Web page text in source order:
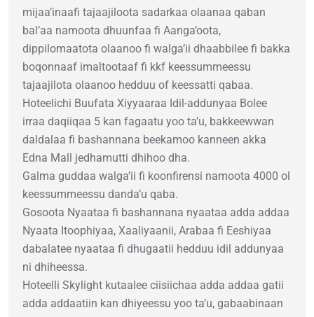
mijaa’inaafi tajaajiloota sadarkaa olaanaa qaban
bal’aa namoota dhuunfaa fi Aanga’oota,
dippilomaatota olaanoo fi walga’ii dhaabbilee fi bakka
boqonnaaf imaltootaaf fi kkf keessummeessu
tajaajilota olaanoo hedduu of keessatti qabaa.
Hoteelichi Buufata Xiyyaaraa Idil-addunyaa Bolee
irraa daqiiqaa 5 kan fagaatu yoo ta’u, bakkeewwan
daldalaa fi bashannana beekamoo kanneen akka
Edna Mall jedhamutti dhihoo dha.
Galma guddaa walga’ii fi koonfirensi namoota 4000 ol
keessummeessu danda’u qaba.
Gosoota Nyaataa fi bashannana nyaataa adda addaa
Nyaata Itoophiyaa, Xaaliyaanii, Arabaa fi Eeshiyaa
dabalatee nyaataa fi dhugaatii hedduu idil addunyaa
ni dhiheessa.
Hoteelli Skylight kutaalee ciisiichaa adda addaa gatii
adda addaatiin kan dhiyeessu yoo ta’u, gabaabinaan